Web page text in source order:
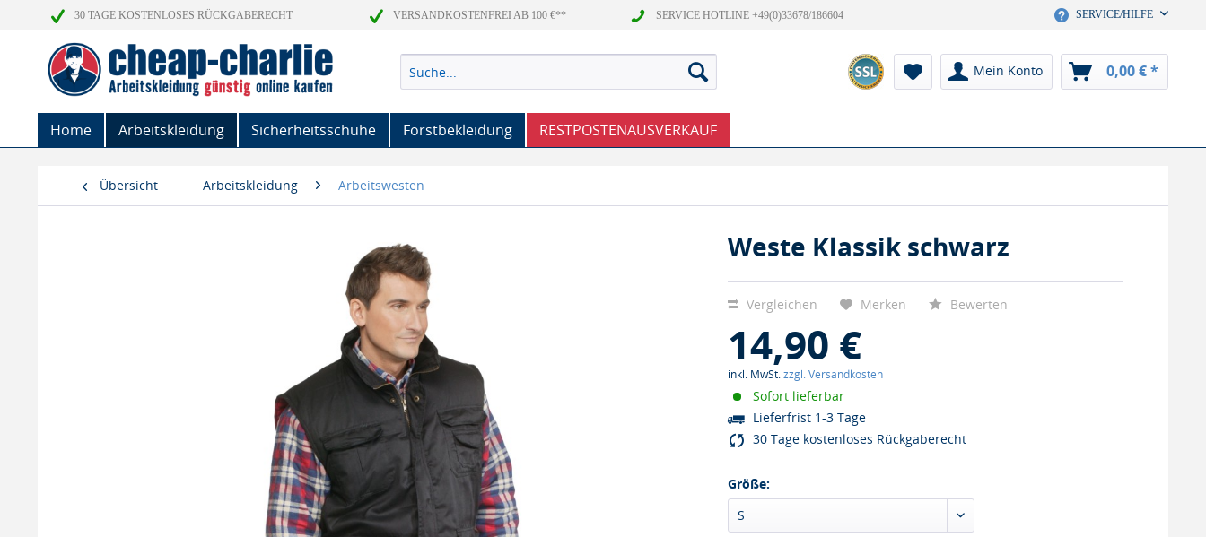
30 TAGE KOSTENLOSES RÜCKGABERECHT VERSANDKOSTENFREI AB 100 €** SERVICE HOTLINE +49(0)33678/186604 SERVICE/HILFE
Mein Konto 0,00 € *
Home Arbeitskleidung Sicherheitsschuhe Forstbekleidung RESTPOSTENAUSVERKAUF
Übersicht Arbeitskleidung Arbeitswesten
Weste Klassik schwarz
Vergleichen Merken Bewerten
14,90 €
inkl. MwSt.zzgl. Versandkosten
Sofort lieferbar
Lieferfrist 1-3 Tage
30 Tage kostenloses Rückgaberecht
Größe:
S